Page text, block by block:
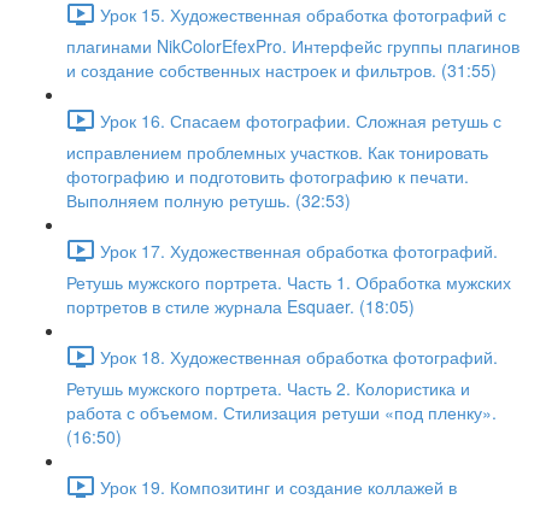
Урок 15. Художественная обработка фотографий с
плагинами NikColorEfexPro. Интерфейс группы плагинов
и создание собственных настроек и фильтров. (31:55)
Урок 16. Спасаем фотографии. Сложная ретушь с
исправлением проблемных участков. Как тонировать
фотографию и подготовить фотографию к печати.
Выполняем полную ретушь. (32:53)
Урок 17. Художественная обработка фотографий.
Ретушь мужского портрета. Часть 1. Обработка мужских
портретов в стиле журнала Esquaer. (18:05)
Урок 18. Художественная обработка фотографий.
Ретушь мужского портрета. Часть 2. Колористика и
работа с объемом. Стилизация ретуши «под пленку».
(16:50)
Урок 19. Композитинг и создание коллажей в